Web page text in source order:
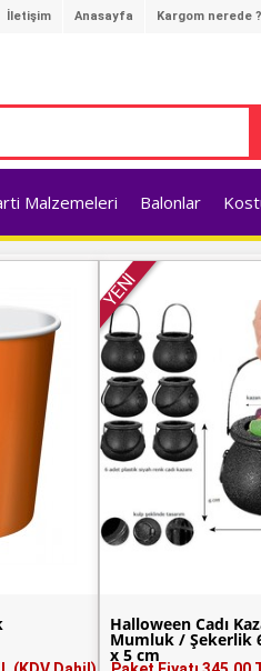
İletişim Anasayfa Kargom nerede ?
Malzemeleri Balonlar
YENİ
Halloween Cadı
Mumluk / Şekerlik
x 5 cm